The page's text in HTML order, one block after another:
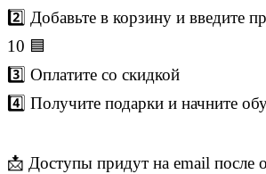
2️⃣ Добавьте в корзину и введите
10 🟦
3️⃣ Оплатите со скидкой
4️⃣ Получите подарки и начните
📩 Доступы придут на email после